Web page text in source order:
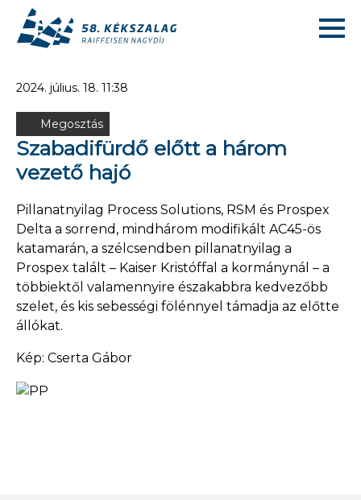
2024. július. 18. 11:38
Megosztás
Szabadifürdő előtt a három
vezető hajó
Pillanatnyilag Process Solutions, RSM és Prospex
Delta a sorrend, mindhárom modifikált AC45-ös
katamarán, a szélcsendben pillanatnyilag a
Prospex talált – Kaiser Kristóffal a kormánynál – a
többiektől valamennyire északabbra kedvezőbb
szelet, és kis sebességi fölénnyel támadja az előtte
állókat.
Kép: Cserta Gábor